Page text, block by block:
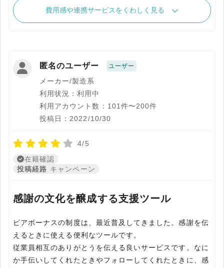
費用感や連携サービスをくわしく見る
匿名のユーザー ユーザー
メーカー/製造系
利用状況：利用中
利用アカウント数：101件〜200件
投稿日：2022/10/30
4/5
在籍確認
投稿経路 キャンペーン
感謝の文化を醸成する支援ツール
ピアボーナスの制度は、最近普及してきました。感謝を伝
えるときに使える便利なツールです。
従業員相互のありがとうを伝える良いサービスです。なに
か手伝いしてくれたときやフォローしてくれたときに、感